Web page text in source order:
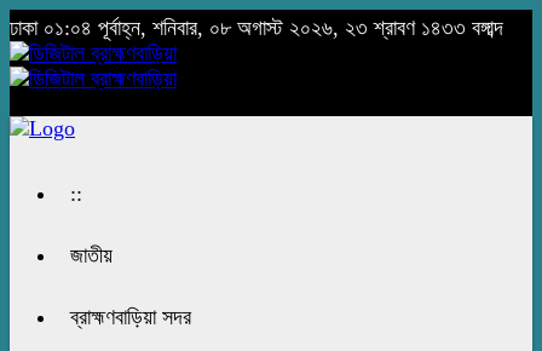
ঢাকা ০১:০৪ পূর্বাহ্ন, শনিবার, ০৮ অগাস্ট ২০২৬, ২৩ শ্রাবণ ১৪৩৩ বঙ্গাব্দ
::
জাতীয়
ব্রাহ্মণবাড়িয়া সদর